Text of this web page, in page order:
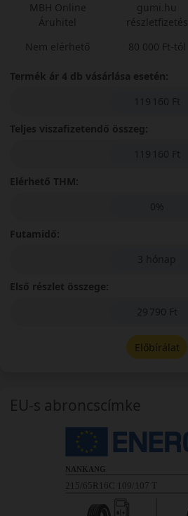
MBH Online
Áruhitel
Nem elérhető
gumi.hu
részletfizetés
80 000 Ft-tól
Termék ár 4 db vásárlása esetén:
119 160 Ft
Teljes viszafizetendő összeg:
119 160 Ft
Elérhető THM:
0%
Futamidő:
3 hónap
Első részlet összege:
29 790 Ft
Előbírálat
EU-s abroncscímke